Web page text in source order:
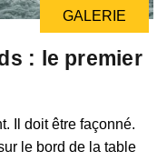
GALERIE
: le premier
Il doit être façonné.
le bord de la table